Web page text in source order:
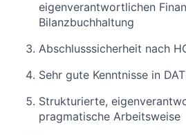
eigenverantwortlichen
Bilanzbuchhaltung
Abschlusssicherheit nach
Sehr gute Kenntnisse in
Strukturierte,
pragmatische Arbeitsweise